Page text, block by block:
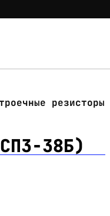
резисторы
38Б)